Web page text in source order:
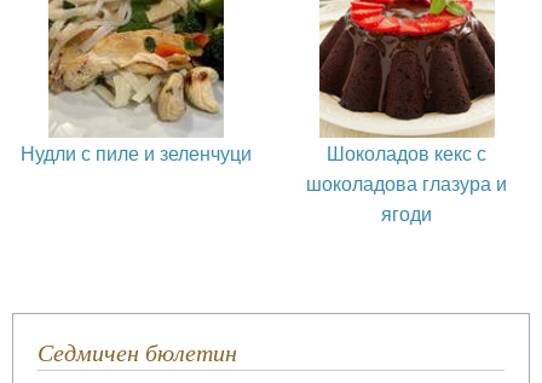
Нудли с пиле и зеленчуци
Шоколадов кекс с
шоколадова глазура и
ягоди
Седмичен бюлетин